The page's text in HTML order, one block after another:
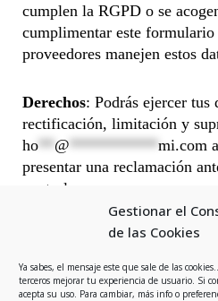
Gestionar el
de las Cookies
Ya sabes, el mensaje este que sale de las
terceros mejorar tu experiencia de usuario. Si
acepta su uso. Para cambiar, más info o
cumplen la RGPD o se
cumplimentar este formulario
proveedores manejen estos
Derechos: Podrás ejercer tus
rectificación, limitación y
ho** @ ***********mi.com
presentar una reclamación
control.